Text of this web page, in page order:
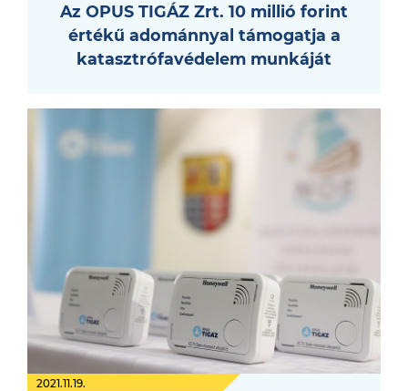
Az OPUS TIGÁZ Zrt. 10 millió forint
értékű adománnyal támogatja a
katasztrófavédelem munkáját
2021.11.19.